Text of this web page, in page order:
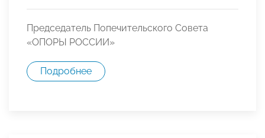
Председатель Попечительского Совета
«ОПОРЫ РОССИИ»
Подробнее